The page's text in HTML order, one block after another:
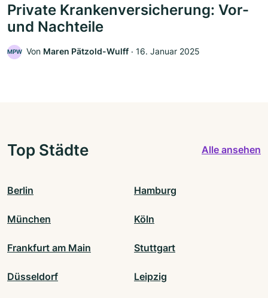
Private Krankenversicherung: Vor-
und Nachteile
MPW Von Maren Pätzold-Wulff ‧ 16. Januar 2025
Top Städte Alle ansehen
Berlin Hamburg
München Köln
Frankfurt am Main Stuttgart
Düsseldorf Leipzig